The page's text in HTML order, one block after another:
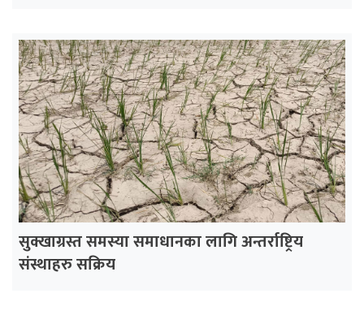
सुक्खाग्रस्त समस्या समाधानका लागि अन्तर्राष्ट्रिय
संस्थाहरु सक्रिय